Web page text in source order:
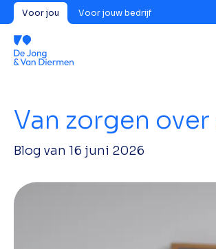
Voor jou Voor jouw bedrijf
Van zorgen
Blog van 16 juni 2026